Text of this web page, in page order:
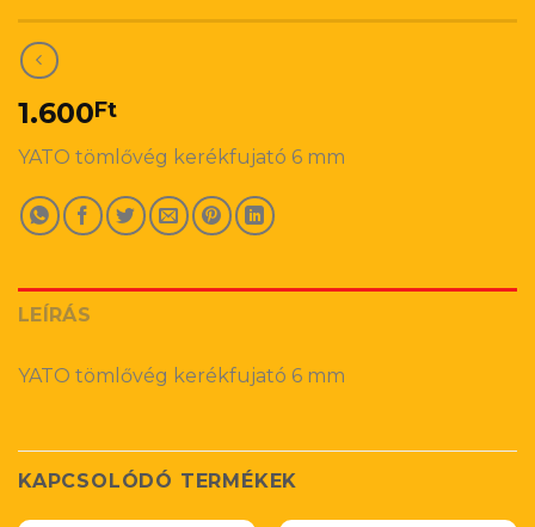
1.600Ft
YATO tömlővég kerékfujató 6 mm
LEÍRÁS
YATO tömlővég kerékfujató 6 mm
KAPCSOLÓDÓ TERMÉKEK